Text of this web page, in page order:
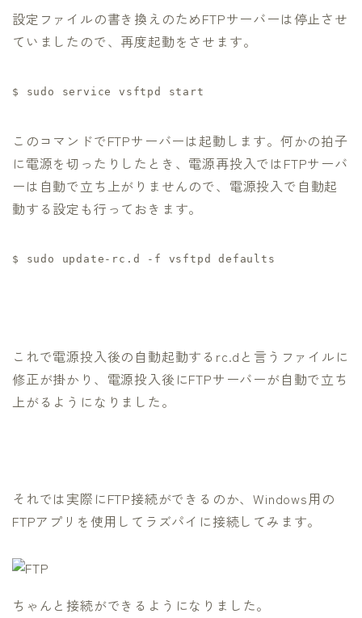
設定ファイルの書き換えのためFTPサーバーは停止させ
ていましたので、再度起動をさせます。
$ sudo service vsftpd start
このコマンドでFTPサーバーは起動します。何かの拍子
に電源を切ったりしたとき、電源再投入ではFTPサーバ
ーは自動で立ち上がりませんので、電源投入で自動起
動する設定も行っておきます。
$ sudo update-rc.d -f vsftpd defaults
これで電源投入後の自動起動するrc.dと言うファイルに
修正が掛かり、電源投入後にFTPサーバーが自動で立ち
上がるようになりました。
それでは実際にFTP接続ができるのか、Windows用の
FTPアプリを使用してラズパイに接続してみます。
ちゃんと接続ができるようになりました。